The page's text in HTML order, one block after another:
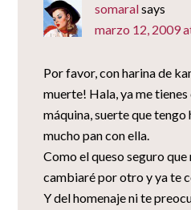
somaralsays
marzo 12, 2009
Por favor, con harina de
muerte! Hala, ya me
máquina, suerte que
mucho pan con ella.
Como el queso seguro
cambiaré por otro y ya te
Y del homenaje ni te